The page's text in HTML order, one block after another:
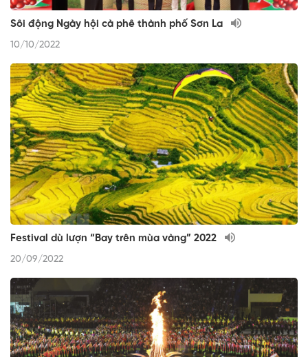
Sôi động Ngày hội cà phê thành phố Sơn La
10/10/2022
Festival dù lượn “Bay trên mùa vàng” 2022
20/09/2022